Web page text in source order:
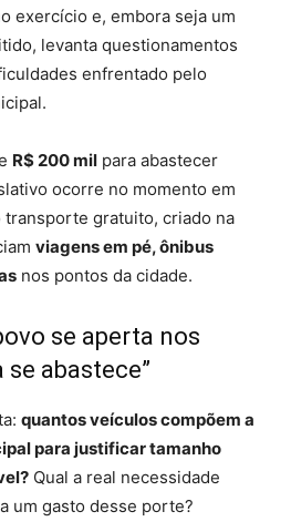
exercício e, embora seja um
levanta questionamentos
enfrentado pelo
R$ 200 mil para abastecer
ocorre no momento em
gratuito, criado na
viagens em pé, ônibus
nos pontos da cidade.
se aperta nos
se abastece”
quantos veículos compõem a
para justificar tamanho
Qual a real necessidade
um gasto desse porte?